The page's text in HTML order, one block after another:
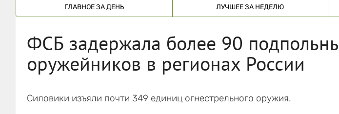
ГЛАВНОЕ ЗА ДЕНЬ ЛУЧШЕЕ ЗА НЕДЕЛЮ
ФСБ задержала более 90
оружейников в регионах России
Силовики изъяли почти 349 единиц огнестрельного оружия.